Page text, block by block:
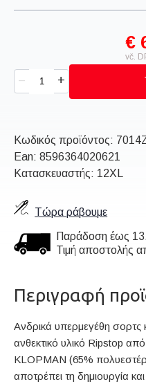
€
vč.
– +
Κωδικός προϊόντος:
Ean:8596364020621
Κατασκευαστής: 12XL
Τώρα ράβουμε
Παράδοση έως
Τιμή αποστολής
Περιγραφή
Ανδρικά υπερμεγέθη σορτς
ανθεκτικό υλικό Ripstop από
KLOPMAN (65%
αποτρέπει τη δημιουργία